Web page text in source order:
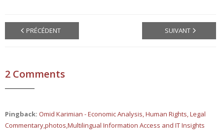
PRÉCÉDENT SUIVANT
2 Comments
Pingback: Omid Karimian - Economic Analysis, Human Rights, Legal
Commentary,photos,Multilingual Information Access and IT Insights